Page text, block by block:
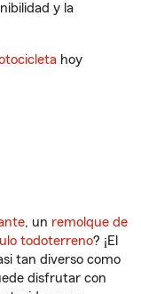
y la
hoy
, un remolque de
todoterreno? ¡El
tan diverso como
disfrutar con